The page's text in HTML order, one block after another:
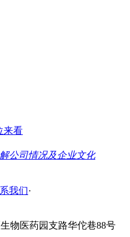
来看
公司情况及企业文化
我们·
物医药园支路华佗巷88号